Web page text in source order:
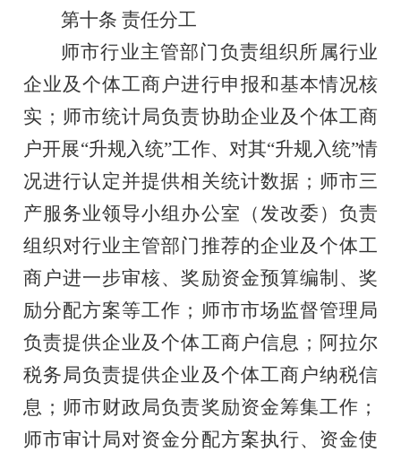
第十条 责任分工
师市行业主管部门负责组织所属行业
企业及个体工商户进行申报和基本情况核
实；师市统计局负责协助企业及个体工商
户开展“升规入统”工作、对其“升规入统”情
况进行认定并提供相关统计数据；师市三
产服务业领导小组办公室（发改委）负责
组织对行业主管部门推荐的企业及个体工
商户进一步审核、奖励资金预算编制、奖
励分配方案等工作； 师市市场监督管理局
负责提供企业及个体工商户信息；阿拉尔
税务局负责提供企业及个体工商户纳税信
息； 师市财政局负责奖励资金筹集工作；
师市审计局对资金分配方案执行、资金使